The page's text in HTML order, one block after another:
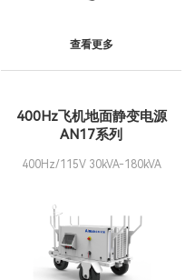
查看更多
400Hz飞机地面静变电源
AN17系列
400Hz/115V 30kVA-180kVA